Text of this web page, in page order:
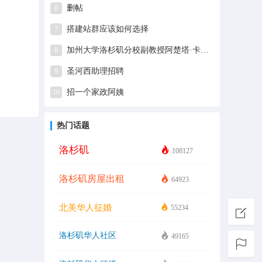
6 删帖
7 搭建站群应该如何选择
加州大学洛杉矶分校副教授阿楚塔·卡丹比研发非接触式、立即出结果的新冠病毒检测方法
9 圣河西助理招聘
招一个家政阿姨
热门话题
洛杉矶 108127
洛杉矶房屋出租 64923
北美华人征婚 55234
洛杉矶华人社区 49165